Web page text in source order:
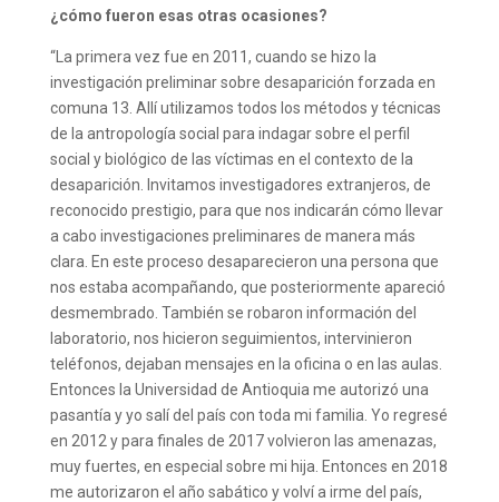
¿cómo fueron esas otras ocasiones?
“La primera vez fue en 2011, cuando se hizo la
investigación preliminar sobre desaparición forzada en
comuna 13. Allí utilizamos todos los métodos y técnicas
de la antropología social para indagar sobre el perfil
social y biológico de las víctimas en el contexto de la
desaparición. Invitamos investigadores extranjeros, de
reconocido prestigio, para que nos indicarán cómo llevar
a cabo investigaciones preliminares de manera más
clara. En este proceso desaparecieron una persona que
nos estaba acompañando, que posteriormente apareció
desmembrado. También se robaron información del
laboratorio, nos hicieron seguimientos, intervinieron
teléfonos, dejaban mensajes en la oficina o en las aulas.
Entonces la Universidad de Antioquia me autorizó una
pasantía y yo salí del país con toda mi familia. Yo regresé
en 2012 y para finales de 2017 volvieron las amenazas,
muy fuertes, en especial sobre mi hija. Entonces en 2018
me autorizaron el año sabático y volví a irme del país,